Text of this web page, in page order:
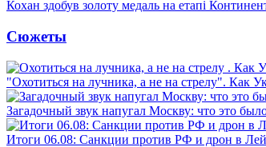
Кохан здобув золоту медаль на етапі
Сюжеты
"Охотиться на лучника, а не на стрелу". Как
Загадочный звук напугал Москву: что это
Итоги 06.08: Санкции против РФ и дрон в